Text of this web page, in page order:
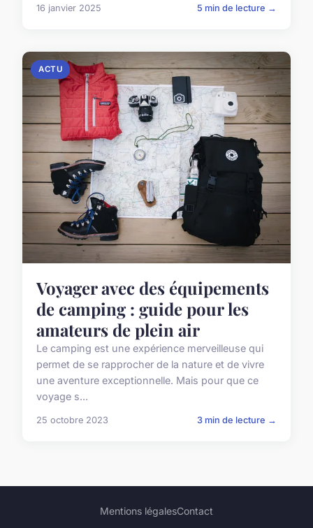
16 janvier 2025 5 min de lecture →
ACTU
Voyager avec des équipements
de camping : guide pour les
amateurs de plein air
Le camping est une expérience merveilleuse qui
permet de se rapprocher de la nature et de vivre
une aventure exceptionnelle. Mais pour que ce
voyage s...
25 octobre 2023 3 min de lecture →
Mentions légalesContact